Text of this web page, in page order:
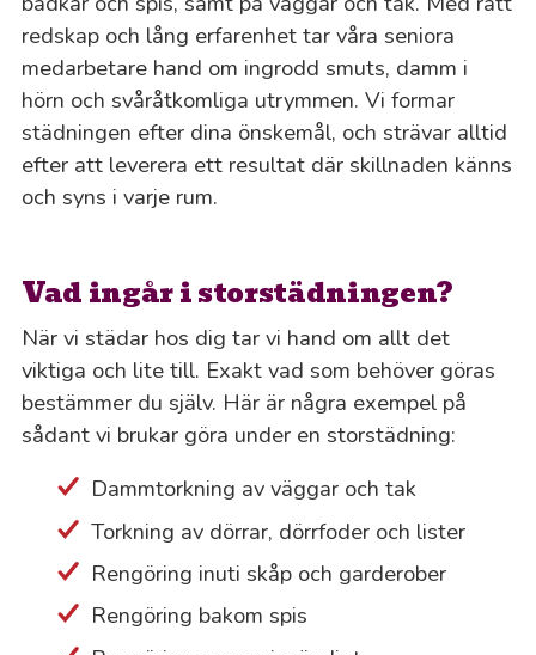
redskap och lång erfarenhet tar våra seniora
medarbetare hand om ingrodd smuts, damm i
hörn och svåråtkomliga utrymmen. Vi formar
städningen efter dina önskemål, och strävar alltid
efter att leverera ett resultat där skillnaden känns
och syns i varje rum.
Vad ingår i storstädningen?
När vi städar hos dig tar vi hand om allt det
viktiga och lite till. Exakt vad som behöver göras
bestämmer du själv. Här är några exempel på
sådant vi brukar göra under en storstädning:
Dammtorkning av väggar och tak
Torkning av dörrar, dörrfoder och lister
Rengöring inuti skåp och garderober
Rengöring bakom spis